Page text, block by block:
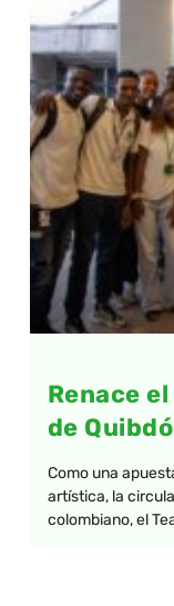
Renace
de Quibdó
Como una
artística, la
colombiano, el